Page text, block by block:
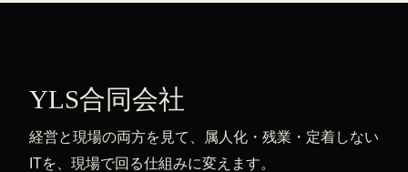
YLS合同会社
経営と現場の両方を見て、属人化・残業・定着しない
ITを、現場で回る仕組みに変えます。